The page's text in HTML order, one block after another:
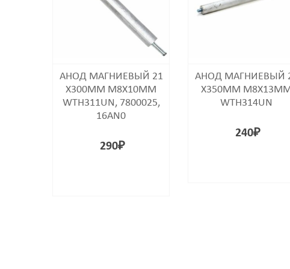
АНОД МАГНИЕВЫЙ 21
Х300MM M8X10MM
WTH311UN, 7800025,
16AN0
290₽
АНОД МАГНИЕВЫЙ
Х350MM
WTH314UN
240₽